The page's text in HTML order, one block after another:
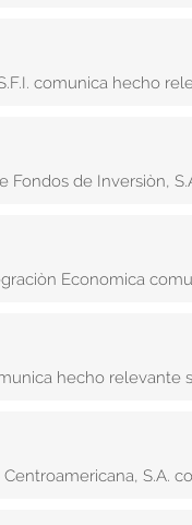
comunica hecho
Fondos de Inversiòn,
Economica
hecho relevante
S.A.